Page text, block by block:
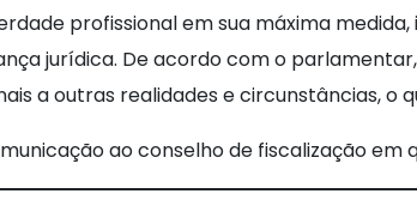
profissional em sua máxima
jurídica. De acordo com o
a outras realidades e circunstâncias, o
ao conselho de fiscalização em